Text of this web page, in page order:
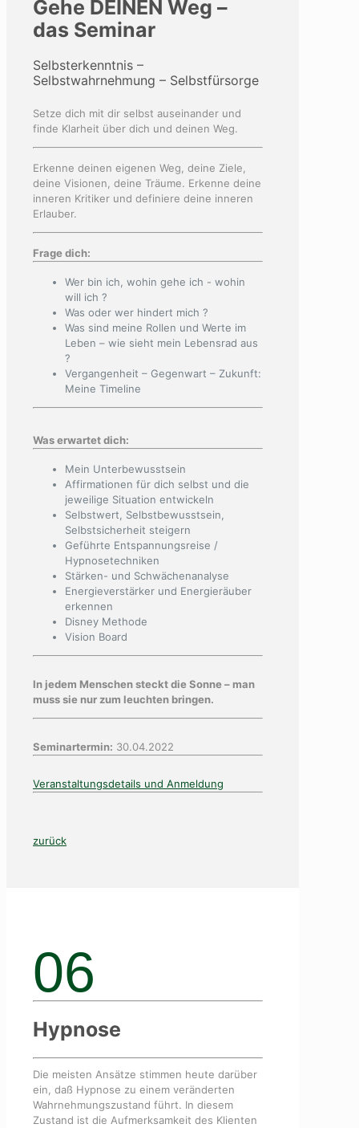
Gehe DEINEN Weg –
das Seminar
Selbsterkenntnis –
Selbstwahrnehmung – Selbstfürsorge
Setze dich mit dir selbst auseinander und
finde Klarheit über dich und deinen Weg.
Erkenne deinen eigenen Weg, deine Ziele,
deine Visionen, deine Träume. Erkenne deine
inneren Kritiker und definiere deine inneren
Erlauber.
Frage dich:
Wer bin ich, wohin gehe ich - wohin
will ich ?
Was oder wer hindert mich ?
Was sind meine Rollen und Werte im
Leben – wie sieht mein Lebensrad aus
?
Vergangenheit – Gegenwart – Zukunft:
Meine Timeline
Was erwartet dich:
Mein Unterbewusstsein
Affirmationen für dich selbst und die
jeweilige Situation entwickeln
Selbstwert, Selbstbewusstsein,
Selbstsicherheit steigern
Geführte Entspannungsreise /
Hypnosetechniken
Stärken- und Schwächenanalyse
Energieverstärker und Energieräuber
erkennen
Disney Methode
Vision Board
In jedem Menschen steckt die Sonne – man
muss sie nur zum leuchten bringen.
Seminartermin: 30.04.2022
Veranstaltungsdetails und Anmeldung
zurück
06
Hypnose
Die meisten Ansätze stimmen heute darüber
ein, daß Hypnose zu einem veränderten
Wahrnehmungszustand führt. In diesem
Zustand ist die Aufmerksamkeit des Klienten